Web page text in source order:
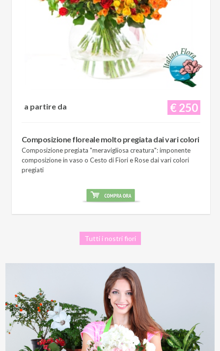
€ 250
a partire da
Composizione floreale molto pregiata dai vari colori
Composizione pregiata "meravigliosa creatura": imponente
composizione in vaso o Cesto di Fiori e Rose dai vari colori
pregiati
Tutti i nostri fiori